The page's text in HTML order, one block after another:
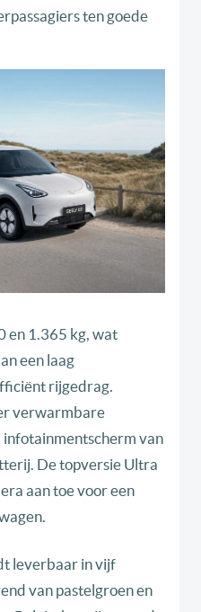
ten goede
en 1.365 kg, wat
een laag
rijgedrag.
verwarmbare
van
De topversie Ultra
aan toe voor een
leverbaar in vijf
van pastelgroen en